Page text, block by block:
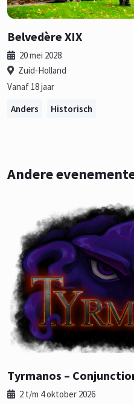
Belvedère XIX
20 mei 2028
Zuid-Holland
Vanaf 18 jaar
Anders
Historisch
Andere
Tyrmanos –
2 t/m 4 oktober 2026